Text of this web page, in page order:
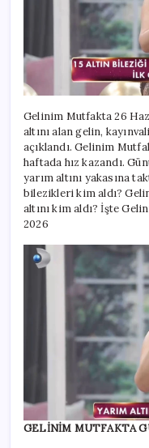
Gelinim Mutfakta 26
altını alan gelin,
açıklandı. Gelinim
haftada hız kazandı.
yarım altını yakasına
bilezikleri kim aldı?
altını kim aldı? İşte
2026
GELİNİM MUTFAKTA